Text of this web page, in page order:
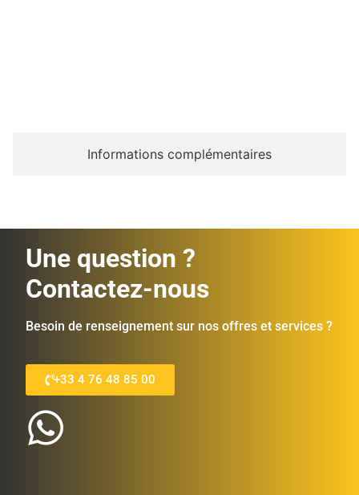
Informations complémentaires
Une question ?
Contactez-nous
Besoin de renseignement sur nos offres et services ?
+33 4 76 48 85 00